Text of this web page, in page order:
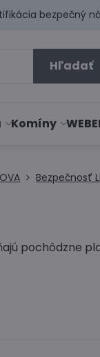
bezpečný
Hľadať
Komíny
Bezpečnosť
pochôdzne